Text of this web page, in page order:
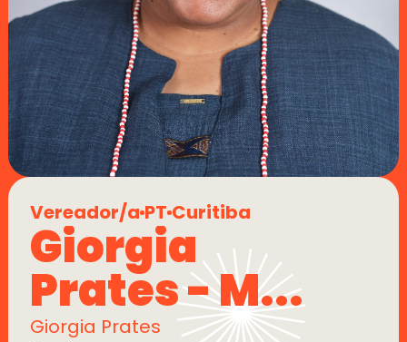
Vereador/a PT Curitiba
Giorgia
Prates - M...
Giorgia Prates